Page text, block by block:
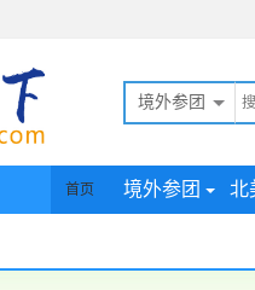
境外参团
首页 境外参团 北